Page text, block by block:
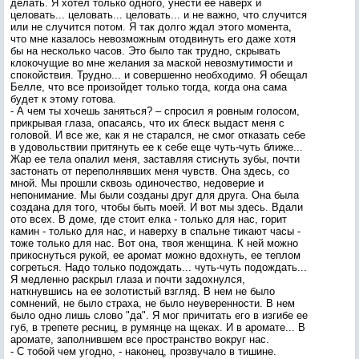
делать. Я хотел только одного, унести ее наверх и
целовать... целовать... целовать... и не важно, что случится
или не случится потом. Я так долго ждал этого момента,
что мне казалось невозможным отодвинуть его даже хотя
бы на несколько часов. Это было так трудно, скрывать
клокочущие во мне желания за маской невозмутимости и
спокойствия. Трудно... и совершенно необходимо. Я обещал
Белле, что все произойдет только тогда, когда она сама
будет к этому готова.
- А чем ты хочешь заняться? – спросил я ровным голосом,
прикрывая глаза, опасаясь, что их блеск выдаст меня с
головой. И все же, как я не старался, не смог отказать себе
в удовольствии притянуть ее к себе еще чуть-чуть ближе...
Жар ее тела опалил меня, заставляя стиснуть зубы, почти
застонать от переполнявших меня чувств. Она здесь, со
мной. Мы прошли сквозь одиночество, недоверие и
непонимание. Мы были созданы друг для друга. Она была
создана для того, чтобы быть моей. И вот мы здесь. Вдали
ото всех. В доме, где стоит елка - только для нас, горит
камин - только для нас, и наверху в спальне тикают часы -
тоже только для нас. Вот она, твоя женщина. К ней можно
прикоснуться рукой, ее аромат можно вдохнуть, ее теплом
согреться. Надо только подождать... чуть-чуть подождать...
Я медленно раскрыл глаза и почти задохнулся,
наткнувшись на ее золотистый взгляд. В нем не было
сомнений, не было страха, не было неуверенности. В нем
было одно лишь слово "да". Я мог причитать его в изгибе ее
губ, в трепете ресниц, в румянце на щеках. И в аромате... В
аромате, заполнившем все пространство вокруг нас.
- С тобой чем угодно, - наконец, прозвучало в тишине.